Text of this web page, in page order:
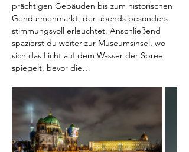
prächtigen Gebäuden bis zum historischen
Gendarmenmarkt, der abends besonders
stimmungsvoll erleuchtet. Anschließend
spazierst du weiter zur Museumsinsel, wo
sich das Licht auf dem Wasser der Spree
spiegelt, bevor die…